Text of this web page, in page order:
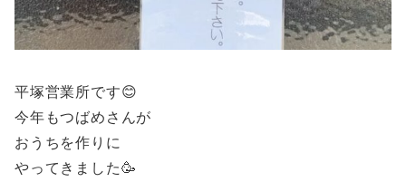
平塚営業所です😊
今年もつばめさんが
おうちを作りに
やってきました🥳